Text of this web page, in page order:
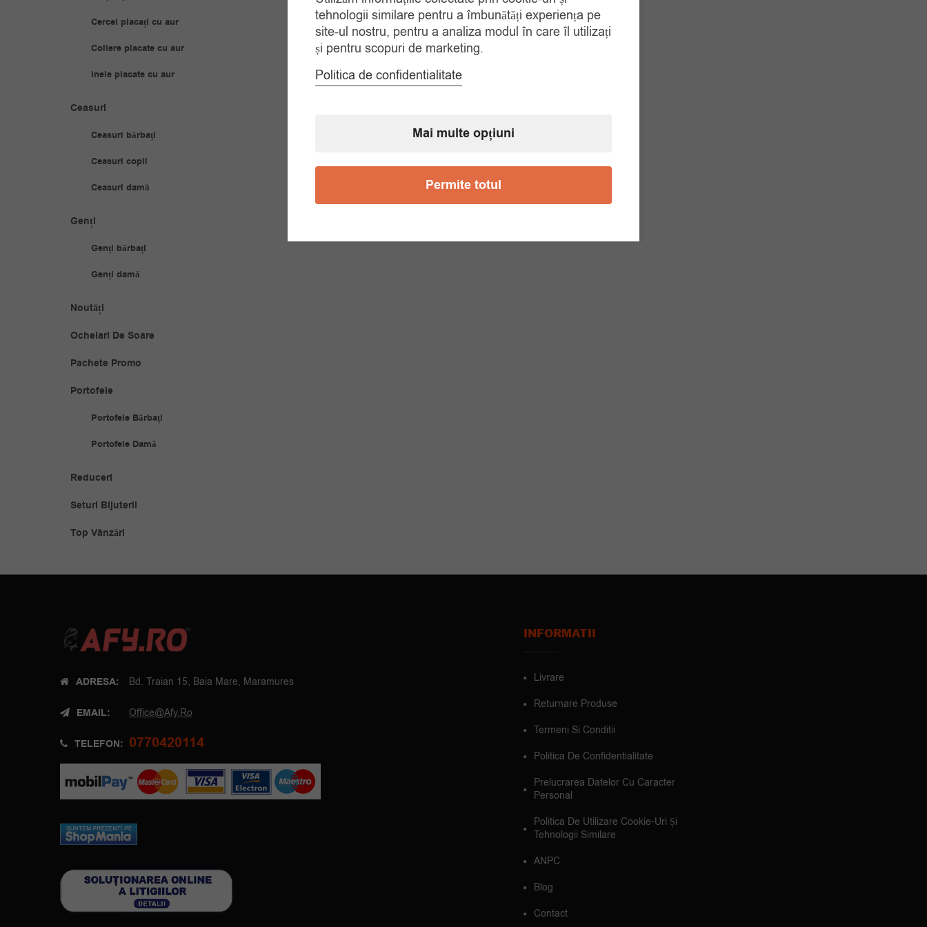
Cercei placați cu aur
Coliere placate cu aur
Inele placate cu aur
Ceasuri
Ceasuri bărbați
Ceasuri copii
Ceasuri damă
Genți
Genți bărbați
Genți damă
Noutăți
Ochelari De Soare
Pachete Promo
Portofele
Portofele Bărbați
Portofele Damă
Reduceri
Seturi Bijuterii
Top Vânzări
ADRESA: Bd. Traian 15, Baia Mare, Maramures
EMAIL: Office@afy.ro
TELEFON: 0770420114
INFORMATII
Livrare
Returnare Produse
Termeni Si Conditii
Politica De Confidentialitate
Prelucrarea Datelor Cu Caracter
Personal
Politica De Utilizare Cookie-Uri Și
Tehnologii Similare
ANPC
Blog
Contact
tehnologii similare pentru a îmbunătăți experiența pe
site-ul nostru, pentru a analiza modul în care îl utilizați
și pentru scopuri de marketing.
Politica de confidentialitate
Mai multe opțiuni
Permite totul